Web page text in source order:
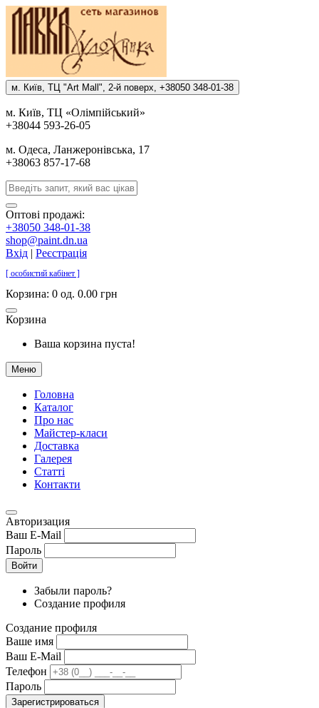
м. Киïв, ТЦ "Art Mall", 2-й поверх, +38050 348-01-38
м. Киïв, ТЦ «Олiмпiйський»
+38044 593-26-05
м. Одеса, Ланжеронiвська, 17
+38063 857-17-68
Оптові продажі:
+38050 348-01-38
shop@paint.dn.ua
Вхід | Реєстрація
[ особистий кабінет ]
Корзина: 0 од. 0.00 грн
Корзина
Ваша корзина пуста!
Меню
Головна
Каталог
Про нас
Майстер-класи
Доставка
Галерея
Статтi
Контакти
Авторизация
Ваш E-Mail
Пароль
Войти
Забыли пароль?
Создание профиля
Создание профиля
Ваше имя
Ваш E-Mail
Телефон
Пароль
Зарегистрироваться